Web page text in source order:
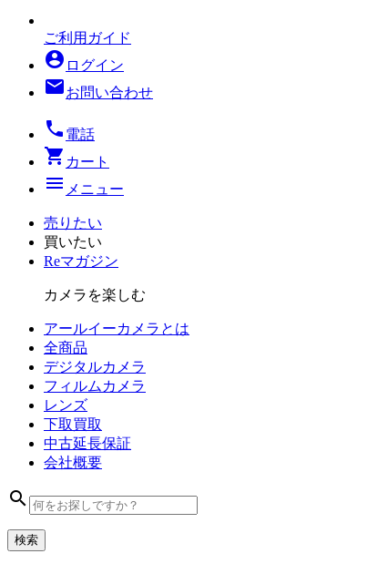
ご利用ガイド
account_circle ログイン
mailお問い合わせ
local_phone 電話
shopping_cart カート
menu メニュー
売りたい
買いたい
Reマガジン
カメラを楽しむ
アールイーカメラとは
全商品
デジタルカメラ
フィルム カメラ
レンズ
下取買取
中古延長保証
会社概要
search